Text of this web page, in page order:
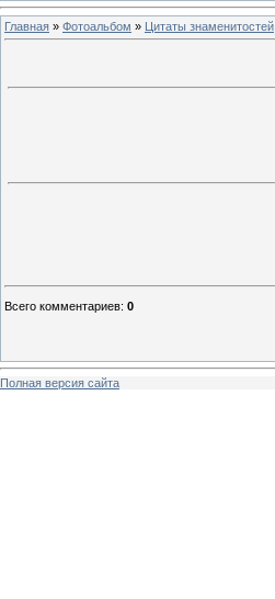
Главная » Фотоальбом » Цитаты знаменитостей
Всего комментариев: 0
Полная версия сайта